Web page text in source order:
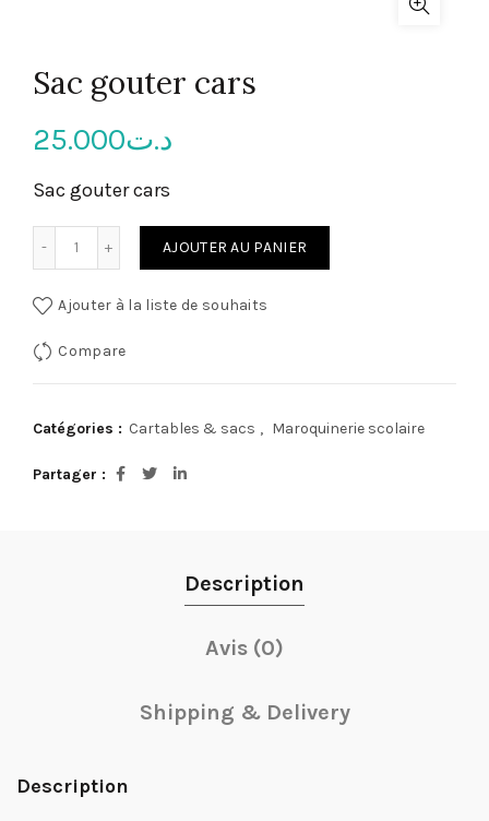
Sac gouter cars
د.ت25.000
Sac gouter cars
AJOUTER AU PANIER
Ajouter à la liste de souhaits
Compare
Catégories : Cartables & sacs , Maroquinerie scolaire
Partager
Description
Avis (0)
Shipping & Delivery
Description